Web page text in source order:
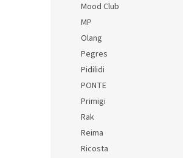
Mood Club
MP
Olang
Pegres
Pidilidi
PONTE
Primigi
Rak
Reima
Ricosta